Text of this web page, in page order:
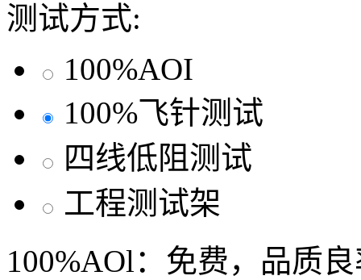
测试方式:
100%AOI
100%飞针测试
四线低阻测试
工程测试架
100%AOl：免费，品质